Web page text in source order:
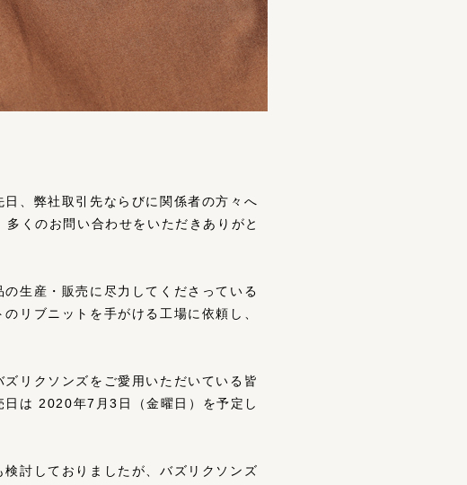
、弊社取引先ならびに関係者の方々へ
くのお問い合わせをいただきありがと
生産・販売に尽力してくださっている
リブニットを手がける工場に依頼し、
リクソンズをご愛用いただいている皆
は 2020年7月3日（金曜日）を予定し
討しておりましたが、バズリクソンズ